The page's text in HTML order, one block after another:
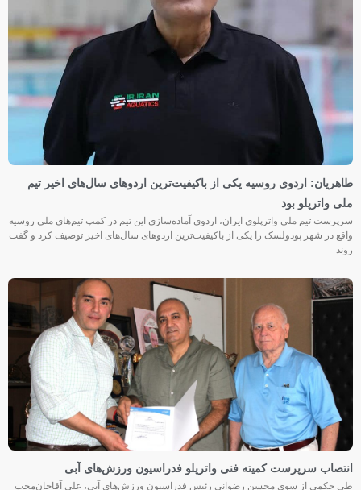
طاهریان: اردوی روسیه یکی از باکیفیت‌ترین اردوهای سال‌های اخیر تیم
ملی واترپلو بود
سرپرست تیم ملی واترپلوی ایران، اردوی آماده‌سازی این تیم در کمپ تیم‌های ملی روسیه
واقع در شهر پودولسک را یکی از باکیفیت‌ترین اردوهای سال‌های اخیر توصیف کرد و گفت
روند
انتصاب سرپرست کمیته فنی واترپلو فدراسیون ورزش‌های آبی
طی حکمی از سوی محسن رضوانی رئیس فدراسیون ورزش‌های آبی، علی آقاجان‌محب